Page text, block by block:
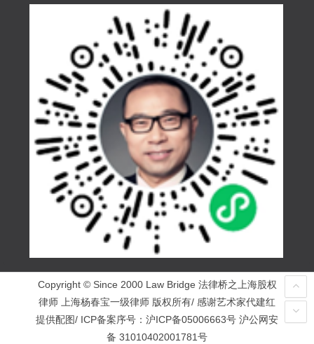
Copyright © Since 2000 Law Bridge 法律桥之上海股权
律师 上海杨春宝一级律师 版权所有/ 感谢艺术家代建红
提供配图/ ICP备案序号： 沪ICP备05006663号 沪公网安
备 31010402001781号